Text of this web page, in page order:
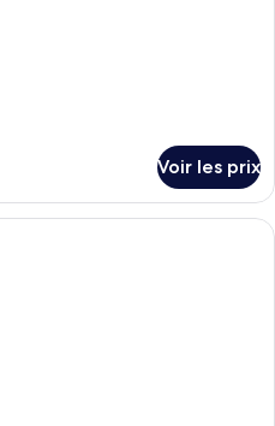
Voir les prix